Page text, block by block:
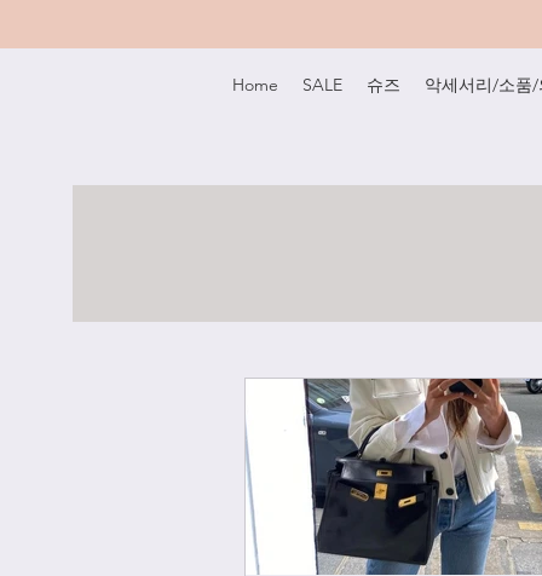
Home SALE 슈즈 악세서리/소품